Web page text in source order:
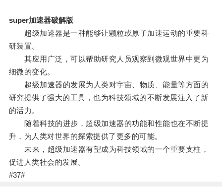
super加速器破解版
超级加速器是一种能够让颗粒或原子加速运动的重要科
研装置。
其应用广泛，可以帮助研究人员观察到微观世界中更为
细微的变化。
超级加速器的发展为人类对宇宙、物质、能量等方面的
研究提供了强大的工具，也为科技领域的不断发展注入了新
的活力。
随着科技的进步，超级加速器的功能和性能也在不断提
升，为人类对世界的探索提供了更多的可能。
未来，超级加速器有望成为科技领域的一个重要支柱，
促进人类社会的发展。
#37#